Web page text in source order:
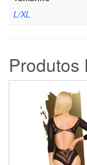
L/XL
Produtos